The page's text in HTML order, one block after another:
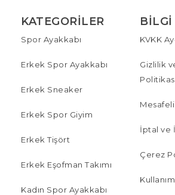
KATEGORILER
Spor Ayakkabı
Erkek Spor Ayakkabı
Erkek Sneaker
Erkek Spor Giyim
Erkek Tişört
Erkek Eşofman Takımı
Kadın Spor Ayakkabı
BILGI
KVKK
Gizlilik
İptal ve
Çerez